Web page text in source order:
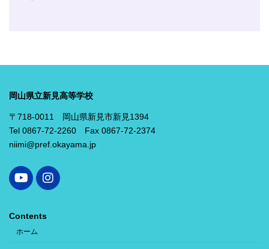
岡山県立新見高等学校
〒718-0011 岡山県新見市新見1394
Tel 0867-72-2260 Fax 0867-72-2374
niimi@pref.okayama.jp
Contents
ホーム